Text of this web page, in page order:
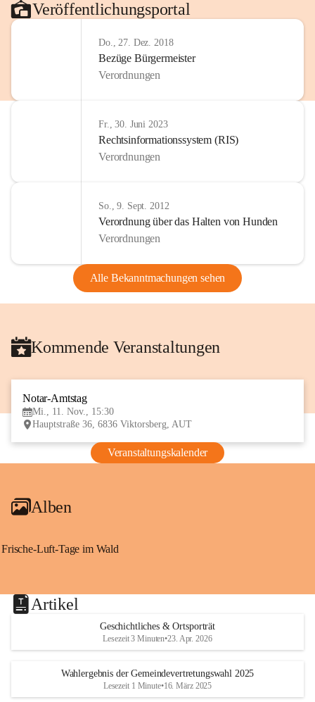
Veröffentlichungsportal
Do., 27. Dez. 2018
Bezüge Bürgermeister
Verordnungen
Fr., 30. Juni 2023
Rechtsinformationssystem (RIS)
Verordnungen
So., 9. Sept. 2012
Verordnung über das Halten von Hunden
Verordnungen
Alle Bekanntmachungen sehen
Kommende Veranstaltungen
Notar-Amtstag
Mi., 11. Nov., 15:30
Hauptstraße 36, 6836 Viktorsberg, AUT
Veranstaltungskalender
Alben
Frische-Luft-Tage im Wald
Artikel
Geschichtliches & Ortsporträt
Lesezeit 3 Minuten•23. Apr. 2026
Wahlergebnis der Gemeindevertretungswahl 2025
Lesezeit 1 Minute•16. März 2025